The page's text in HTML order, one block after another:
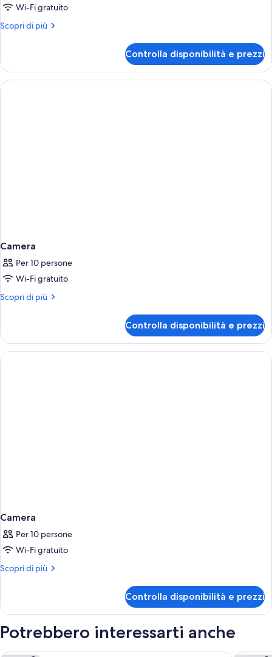
Wi-Fi gratuito
Scopri di più
Altri
Controlla disponibilità e prezzi
Camera
Per 10 persone
Wi-Fi gratuito
Scopri di più
Altri
Controlla disponibilità e prezzi
Camera
Per 10 persone
Wi-Fi gratuito
Scopri di più
Altri
Controlla disponibilità e prezzi
Potrebbero interessarti anche